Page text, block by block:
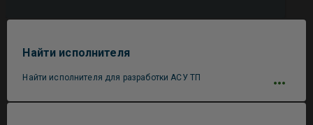
Найти исполнителя
Найти исполнителя для разработки АСУ ТП